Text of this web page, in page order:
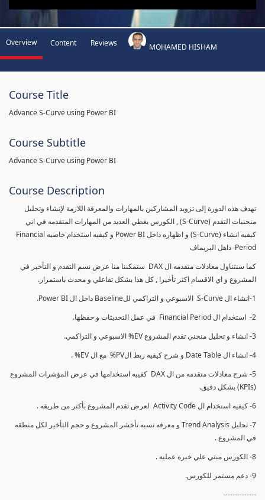
Overview Content Reviews MOHAMED HISHAM
Course Title
Advance S-Curve using Power BI
Course Subtitle
Advance S-Curve using Power BI
Course Description
تهدف هذه الدورة إلى تزويد المشاركين بالمهارات والمعرفة اللازمة لإنشاء وتحليل
منحنيات التقدم (S-Curve) , الكورس يغطي العديد من المهارات المتقدمه في اني
كيفيه انشاء (S-Curve) و اظهاره داخل Power BI و كيفيه استخدام خاصيه Financial
Period داهل البريماف
كما سنتناول معادلات متقدمه ال DAX ستمكننا منا عرض نسم التقدم و التأخير في
المشروع و اي الاقسام اكثر تأخيرا , كل هذا بشكل تفاعلي و محدث باستمرار.
1-انشاء ال S-Curve الاسبوعي و التراكمي للBaseline داخل ال Power BI.
2- استخدام ال Financial Period في عمل التحديثات و حفظها.
3- انشاء و تحليل منحني تقدم المشروع EV% الاسبوعي و التراكمي.
4- انشاء ال Date Table و شرح كيفيه ربط الPV% مع ال EV% .
5- شرح معادلات متقدمه من ال DAX كفييه استخدامها في عرض المؤشرات المشروع
(KPIs) بشكل دقيق.
6- كيفيه استخدام ال Activity Code لعرض تقدم المشروع بأكثر من طريقه .
7- تحليل Trend Analysis و معرفه نسبه تأخشر المشروع و حجم التأخير لكل منطقه
في المشروع .
8- الكورس مبني علي خبره عمليه .
9- دعم مستمر للكورس.
--------------